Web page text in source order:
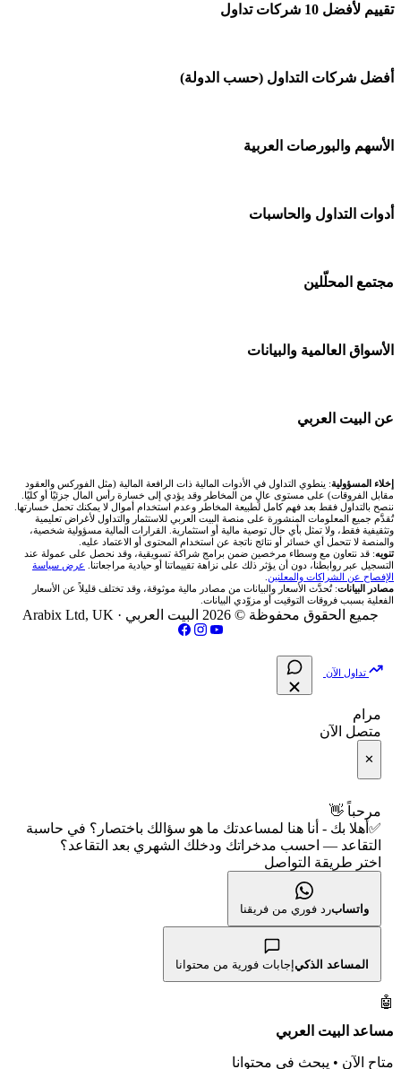
تقييم لأفضل 10 شركات تداول
شركة Capital.com
منصة بينانس
شركة Xm
انتراكتيف بروكرز IBKR
أفضل شركات التداول (حسب الدولة)
شركات تداول في السعودية
شركات تداول في قطر
شركات تداول في عُمان
شركات تداول في فلسطين
شركات تداول في مصر
الأسهم والبورصات العربية
🌍 كل البورصات العربية
🇪🇬 البورصة المصرية
🇶🇦 بورصة قطر
🇧🇭 بورصة البحرين
🇴🇲 بورصة مسقط
🇵🇸 بورصة فلسطين
📋 جميع الأسهم
🕌 الأسهم الحلال
أدوات التداول والحاسبات
🕌 حاسبة الزكاة
📌 حاسبة النقاط المحورية
📏 حاسبة حجم المركز
🔄 حاسبة تكلفة السواب
📈 حاسبة عائد التداول
📊 حاسبة الربح التراكمي
🧮 حاسبة متوسط سعر السهم
🇺🇸 متى يفتح السوق الأمريكي؟
🛠️ كل الأدوات
مجتمع المحلّلين
🧱 حائط المجتمع
الأسواق العالمية والبيانات
🌐 المؤشرات العالمية
🥇 أسعار الذهب والمعادن
💱 أسعار العملات والفوركس
💵 سعر الريال السعودي في مصر
📅 المؤشرات الاقتصادية
عن البيت العربي
من نحن
تواصل معنا
فريق المؤلفين
مقالات تعليمية
سياسة تقييم الشركات
شركات التداول النصابة
الإبلاغ عن شركة نصابة
سياسة الخصوصية
إخلاء المسؤولية: ينطوي التداول في الأدوات المالية ذات الرافعة المالية (مثل الفوركس والعقود
مقابل الفروقات) على مستوى عالٍ من المخاطر وقد يؤدي إلى خسارة رأس المال جزئيًا أو كليًا.
ننصح بالتداول فقط بعد فهم كامل لطبيعة المخاطر وعدم استخدام أموال لا يمكنك تحمل خسارتها.
تُقدَّم جميع المعلومات المنشورة على منصة البيت العربي للاستثمار والتداول لأغراض تعليمية
وتثقيفية فقط، ولا تمثل بأي حال توصية مالية أو استثمارية. القرارات المالية مسؤولية شخصية،
والمنصة لا تتحمل أي خسائر أو نتائج ناتجة عن استخدام المحتوى أو الاعتماد عليه.
تنويه: قد نتعاون مع وسطاء مرخصين ضمن برامج شراكة تسويقية، وقد نحصل على عمولة عند
التسجيل عبر روابطنا، دون أن يؤثر ذلك على نزاهة تقييماتنا أو حيادية مراجعاتنا. عرض سياسة
الإفصاح عن الشراكات والمعلنين
مصادر البيانات: تُحدَّث الأسعار والبيانات من مصادر مالية موثوقة، وقد تختلف قليلاً عن الأسعار
الفعلية بسبب فروقات التوقيت أو مزوّدي البيانات.
جميع الحقوق محفوظة © 2026 البيت العربي · Arabix Ltd, UK
تداول الآن
مرام
متصل الآن
✕
مرحباً 👋
✅أهلا بك - أنا هنا لمساعدتك ما هو سؤالك باختصار؟ في حاسبة
التقاعد — احسب مدخراتك ودخلك الشهري بعد التقاعد؟
اختر طريقة التواصل
واتسابرد فوري من فريقنا
المساعد الذكيإجابات فورية من محتوانا
🤖
مساعد البيت العربي
متاح الآن • يبحث في محتوانا